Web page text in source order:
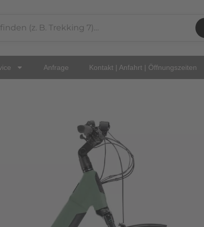
Anfrage Kontakt | Anfahrt | Öffnungszeiten